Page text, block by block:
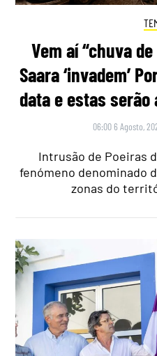
Vem aí “chuva
Saara ‘invadem’
data e estas
06:00 6 Agosto,
Intrusão de Poeiras
fenómeno denominado
zonas do